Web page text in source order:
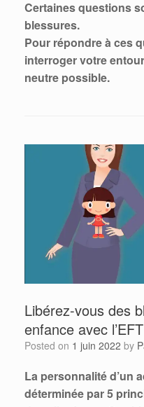
Certaines questions
blessures.
Pour répondre à ces
interroger votre
neutre possible.
Libérez-vous des
enfance avec l’EFT
Posted on 1 juin 2022 by
La personnalité d’un
déterminée par 5